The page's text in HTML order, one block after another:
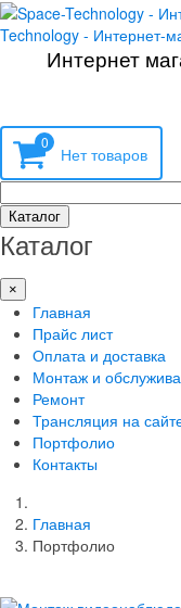
Technology - Интернет-
Интернет
0
Каталог
Каталог
×
Главная
Прайс лист
Оплата и доставка
Монтаж и
Ремонт
Трансляция на
Портфолио
Контакты
Главная
Портфолио